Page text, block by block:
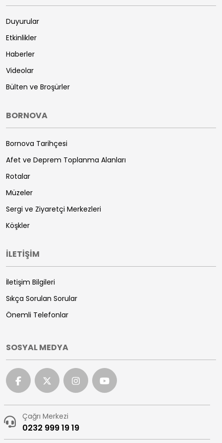
Duyurular
Etkinlikler
Haberler
Videolar
Bülten ve Broşürler
BORNOVA
Bornova Tarihçesi
Afet ve Deprem Toplanma Alanları
Rotalar
Müzeler
Sergi ve Ziyaretçi Merkezleri
Köşkler
İLETİŞİM
İletişim Bilgileri
Sıkça Sorulan Sorular
Önemli Telefonlar
SOSYAL MEDYA
Çağrı Merkezi
0232 999 19 19